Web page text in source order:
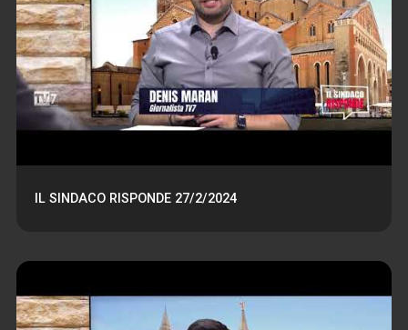
IL SINDACO RISPONDE 27/2/2024